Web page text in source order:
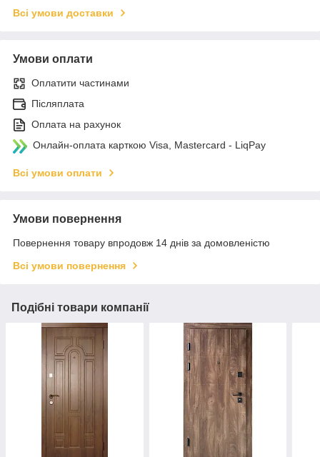
Всі умови доставки
Умови оплати
Оплатити частинами
Післяплата
Оплата на рахунок
Онлайн-оплата карткою Visa, Mastercard - LiqPay
Всі умови оплати
Умови повернення
Повернення товару впродовж 14 днів за домовленістю
Всі умови повернення
Подібні товари компанії